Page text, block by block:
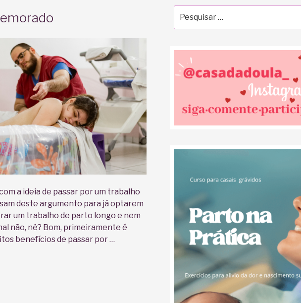
a ideia de passar por um trabalho
deste argumento para já optarem
um trabalho de parto longo e nem
não, né? Bom, primeiramente é
benefícios de passar por …
por: